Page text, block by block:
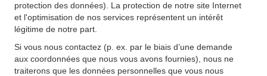
protection des données). La protection de notre site Internet
et l'optimisation de nos services représentent un intérêt
légitime de notre part.
Si vous nous contactez (p. ex. par le biais d’une demande
aux coordonnées que nous vous avons fournies), nous ne
traiterons que les données personnelles que vous nous